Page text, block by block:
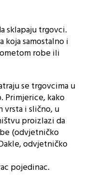
sklapaju trgovci.
koja samostalno i
robe ili
se trgovcima u
Primjerice, kako
vrsta i slično, u
proizlazi da
(odvjetničko
odvjetničko
pojedinac.